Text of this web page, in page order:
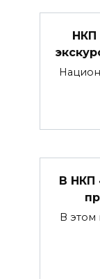
НКП
В НКП
В этом